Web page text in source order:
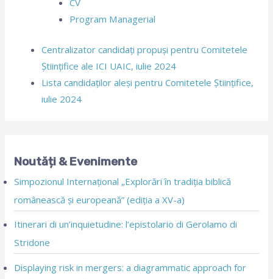
CV
Program Managerial
Centralizator candidați propuși pentru Comitetele
Științifice ale ICI UAIC, iulie 2024
Lista candidaților aleși pentru Comitetele Științifice,
iulie 2024
Noutăți & Evenimente
Simpozionul Internațional „Explorări în tradiția biblică
românească și europeană” (ediția a XV-a)
Itinerari di un’inquietudine: l’epistolario di Gerolamo di
Stridone
Displaying risk in mergers: a diagrammatic approach for